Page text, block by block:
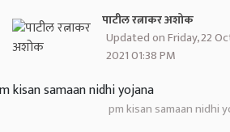
पाटील रत्नाकर अशोक
Updated on Friday, 22
2021 01:38 PM
pm kisan samaan nidhi